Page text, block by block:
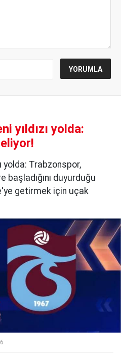
yıldızı yolda:
yolda: Trabzonspor,
duyurduğu
getirmek için uçak